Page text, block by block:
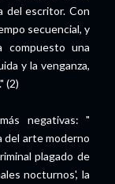
del escritor. Con
secuencial, y
una
y la venganza,
(2)
negativas: "
del arte moderno
plagado de
nocturnos', la